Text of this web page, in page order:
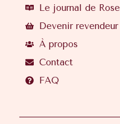
Le journal de Rose
Devenir revendeur
À propos
Contact
FAQ